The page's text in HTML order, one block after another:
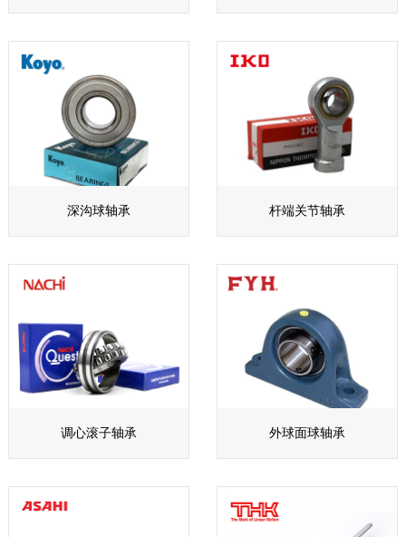
深沟球轴承 杆端关节轴承
调心滚子轴承 外球面球轴承